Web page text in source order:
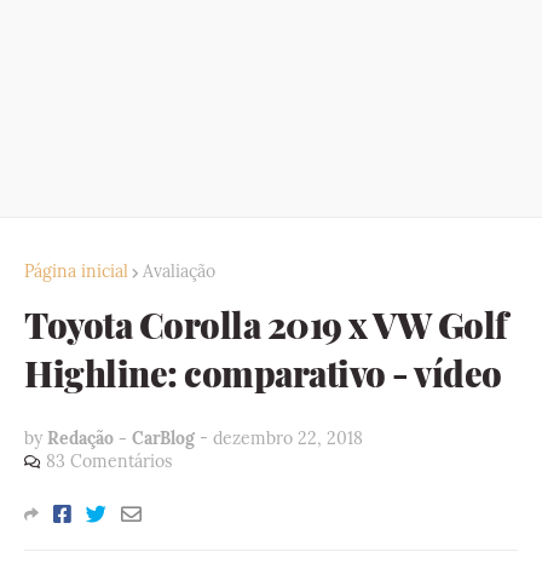
Página inicial Avaliação
Toyota Corolla 2019 x VW Golf
Highline: comparativo - vídeo
by Redação - CarBlog - dezembro 22, 2018
83 Comentários